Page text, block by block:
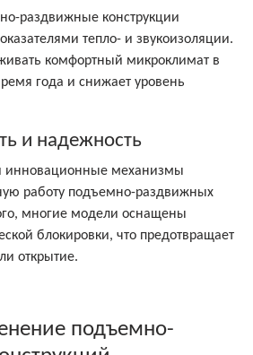
раздвижные конструкции
тепло- и звукоизоляции.
комфортный микроклимат в
года и снижает уровень
и надежность
инновационные механизмы
работу подъемно-раздвижных
многие модели оснащены
блокировки, что предотвращает
открытие.
подъемно-